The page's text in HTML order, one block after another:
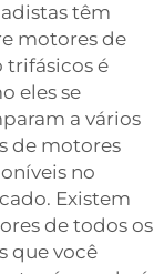
têm
motores de
trifásicos é
eles se
a vários
de motores
no
Existem
de todos os
que você